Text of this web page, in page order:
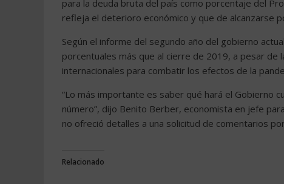
para la deuda bruta del país como porcentaje del
refleja el deterioro económico y que de alcanzarse
Según el informe del segundo año del gobierno
porcentuales más que al cierre de 2019, a pesar
internacionales para combatir los efectos de la
“Lo más importante es saber qué hará el Gobierno
número”, dijo Benito Berber, economista en jefe
no ofreció detalles a una solicitud de comentarios
Relacionado